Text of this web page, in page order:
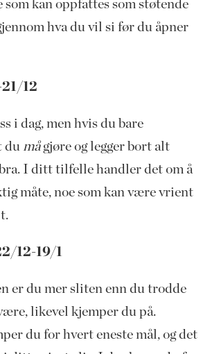
som kan oppfattes som støtende
hva du vil si før du åpner
12
i dag, men hvis du bare
du mågjøre og legger bort alt
I ditt tilfelle handler det om å
måte, noe som kan være vrient
12-19/1
er du mer sliten enn du trodde
likevel kjemper du på.
du for hvert eneste mål, og det